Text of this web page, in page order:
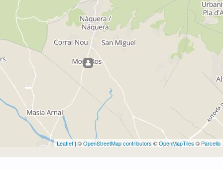
Leaflet | ©OpenStreetMap contributors ©OpenMapTiles © Parcello